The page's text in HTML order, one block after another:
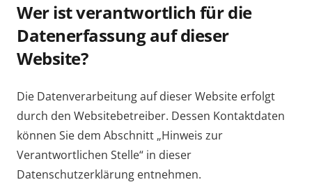
Wer ist verantwortlich für die
Datenerfassung auf dieser
Website?
Die Datenverarbeitung auf dieser Website erfolgt
durch den Websitebetreiber. Dessen Kontaktdaten
können Sie dem Abschnitt „Hinweis zur
Verantwortlichen Stelle“ in dieser
Datenschutzerklärung entnehmen.